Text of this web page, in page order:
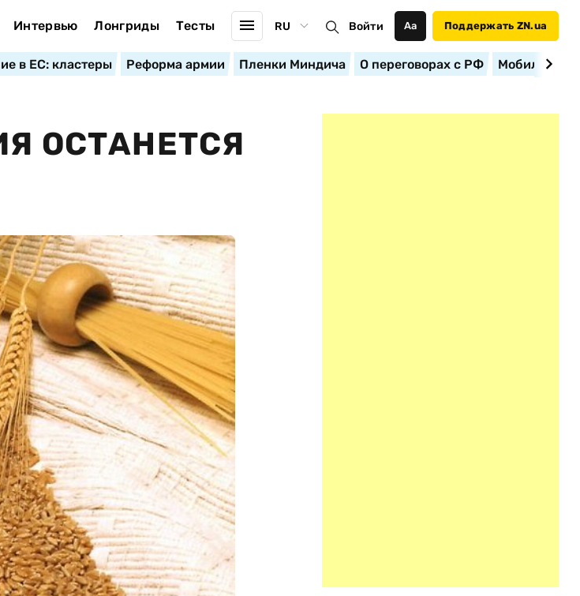
Интервью Лонгриды Тесты RU Войти Аа Поддержать ZN.ua
в ЕС: кластеры Реформа армии Пленки Миндича О переговорах с РФ
ОСТАНЕТСЯ